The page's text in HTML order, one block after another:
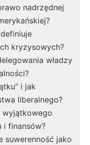
nadrzędnej
kryzysowych?
władzy
i jak
liberalnego?
wyjątkowego
i finansów?
suwerenność jako